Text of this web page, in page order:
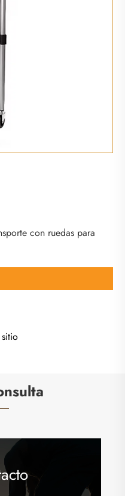
con ruedas para